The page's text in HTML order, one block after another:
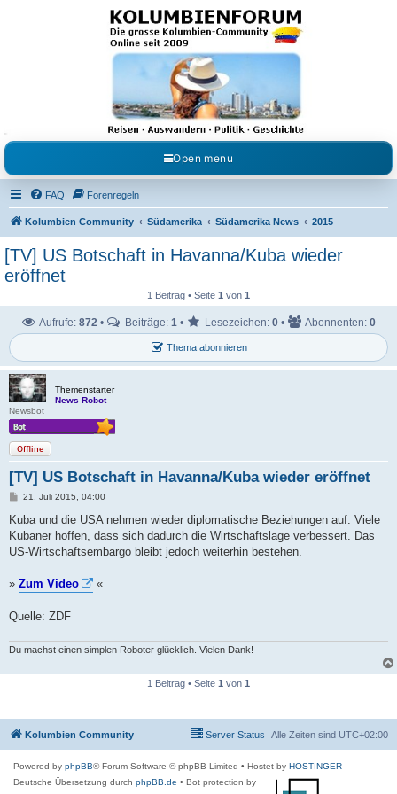
Kolumbienforum - Das
grosse Forum der
Freunde Kolumbiens
Reisen, Auswandern, Kultur, Politik, Geschichte und Visum in Kolumbien und Venezuela.
Austausch, Erfahrungen und Gemeinschaft im Kolumbienforum
Open menu
FAQ Forenregeln
Kolumbien Community Südamerika Südamerika News 2015
[TV] US Botschaft in Havanna/Kuba wieder
eröffnet
1 Beitrag • Seite 1 von 1
Thema abonnieren
Aufrufe: 872 • Beiträge: 1 • Lesezeichen: 0 • Abonnenten: 0
Themenstarter
News Robot
Newsbot
Offline
[TV] US Botschaft in Havanna/Kuba wieder eröffnet
B
r
a
21. Juli 2015, 04:00
Kuba und die USA nehmen wieder diplomatische Beziehungen auf. Viele
Kubaner hoffen, dass sich dadurch die Wirtschaftslage verbessert. Das
US-Wirtschaftsembargo bleibt jedoch weiterhin bestehen.
» Zum Video «
Quelle: ZDF
Du machst einen simplen Roboter glücklich. Vielen Dank!
1 Beitrag • Seite 1 von 1
Kolumbien Community Alle Zeiten sind UTC+02:00
Server Status
Powered by phpBB® Forum Software © phpBB Limited • Hostet by HOSTINGER
Deutsche Übersetzung durch phpBB.de • Bot protection by